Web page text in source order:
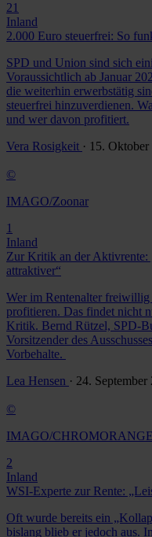
21
Inland
2.000 Euro steuerfrei: So
SPD und Union sind sich
Voraussichtlich ab Januar
die weiterhin erwerbstätig
steuerfrei hinzuverdienen.
und wer davon profitiert.
Vera Rosigkeit · 15. Oktober
©
IMAGO/Zoonar
1
Inland
Zur Kritik an der Aktivrente:
attraktiver“
Wer im Rentenalter
profitieren. Das findet nicht
Kritik. Bernd Rützel, SPD-
Vorsitzender des
Vorbehalte.
Lea Hensen · 24. September
©
IMAGO/CHROMORANGE
2
Inland
WSI-Experte zur Rente:
Oft wurde bereits ein
bislang blieb er jedoch aus.